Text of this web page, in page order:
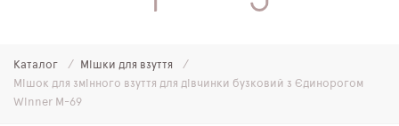
МОЛОДІЖНІ РЮКЗАКИ
Каталог
Мішки для взуття
Мішок для змінного взуття для дівчинки бузковий з Єдинорогом
Winner M-69